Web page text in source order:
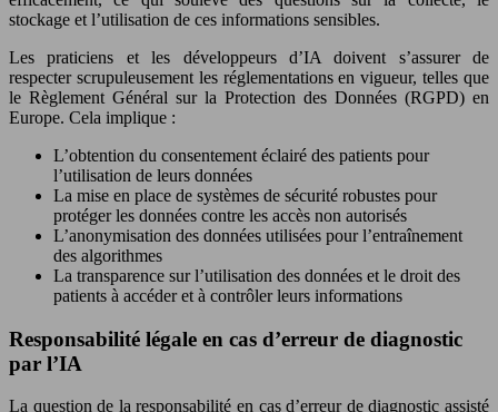
stockage et l’utilisation de ces informations sensibles.
Les praticiens et les développeurs d’IA doivent s’assurer de
respecter scrupuleusement les réglementations en vigueur, telles que
le Règlement Général sur la Protection des Données (RGPD) en
Europe. Cela implique :
L’obtention du consentement éclairé des patients pour
l’utilisation de leurs données
La mise en place de systèmes de sécurité robustes pour
protéger les données contre les accès non autorisés
L’anonymisation des données utilisées pour l’entraînement
des algorithmes
La transparence sur l’utilisation des données et le droit des
patients à accéder et à contrôler leurs informations
Responsabilité légale en cas d’erreur de diagnostic
par l’IA
La question de la responsabilité en cas d’erreur de diagnostic assisté